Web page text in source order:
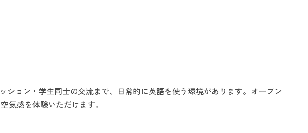
ション・学生同士の交流まで、日常的に英語を使う環境があります。オープン
気感を体験いただけます。